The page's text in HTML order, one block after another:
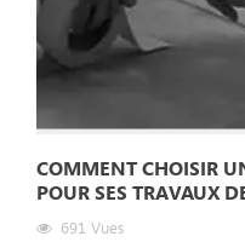
COMMENT CHOISIR
POUR SES TRAVAUX
691 Vues